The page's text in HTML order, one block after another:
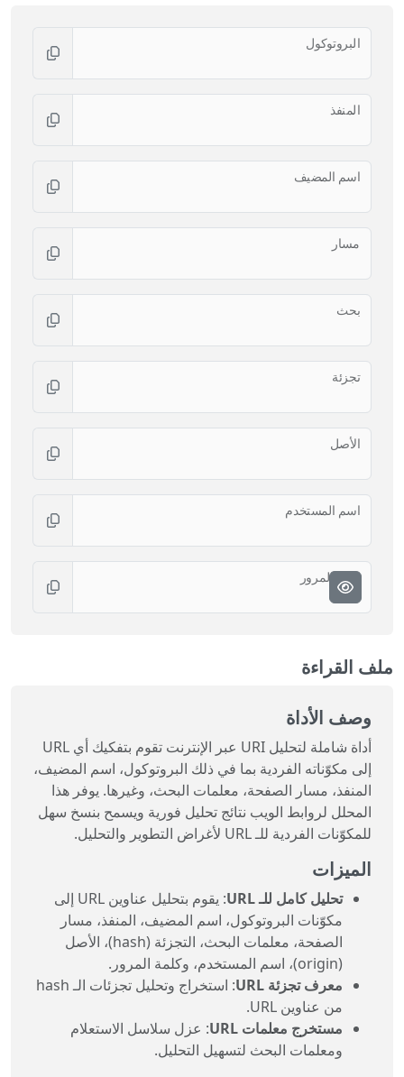
البروتوكول
المنفذ
اسم المضيف
مسار
بحث
تجزئة
الأصل
اسم المستخدم
كلمة المرور
ملف القراءة
وصف الأداة
أداة شاملة لتحليل URI عبر الإنترنت تقوم بتفكيك أي URL
إلى مكوّناته الفردية بما في ذلك البروتوكول، اسم المضيف،
المنفذ، مسار الصفحة، معلمات البحث، وغيرها. يوفر هذا
المحلل لروابط الويب نتائج تحليل فورية ويسمح بنسخ سهل
للمكوّنات الفردية للـ URL لأغراض التطوير والتحليل.
الميزات
تحليل كامل للـ URL
: يقوم بتحليل عناوين URL إلى
مكوّنات البروتوكول، اسم المضيف، المنفذ، مسار
الصفحة، معلمات البحث، التجزئة (hash)، الأصل
(origin)، اسم المستخدم، وكلمة المرور.
معرف تجزئة URL
: استخراج وتحليل تجزئات الـ hash
من عناوين URL.
مستخرج معلمات URL
: عزل سلاسل الاستعلام
ومعلمات البحث لتسهيل التحليل.